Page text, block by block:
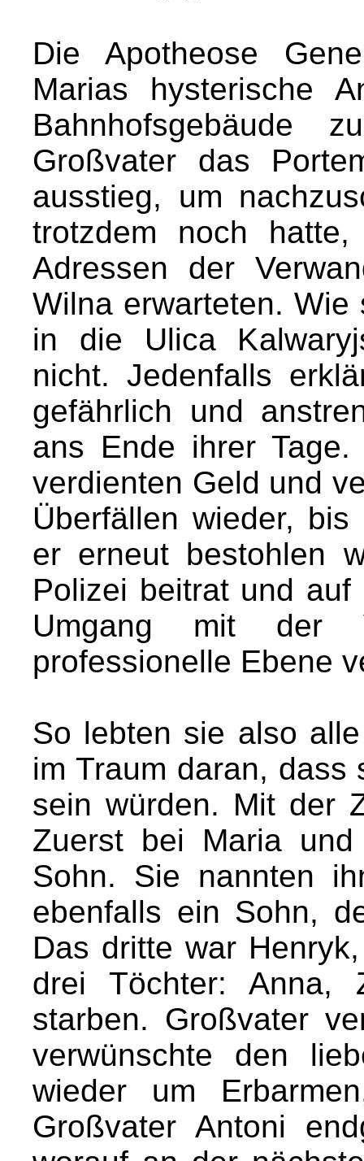
Die Apotheose
Marias hysterische
Bahnhofsgebäude
Großvater das
ausstieg, um
trotzdem noch
Adressen der
Wilna erwarteten.
in die Ulica
nicht. Jedenfalls
gefährlich und
ans Ende ihrer
verdienten Geld und
Überfällen wieder,
er erneut bestohlen
Polizei beitrat und
Umgang mit der
professionelle Ebene
So lebten sie also
im Traum daran, dass
sein würden. Mit der
Zuerst bei Maria
Sohn. Sie nannten
ebenfalls ein Sohn,
Das dritte war
drei Töchter: Anna,
starben. Großvater
verwünschte den
wieder um
Großvater Antoni